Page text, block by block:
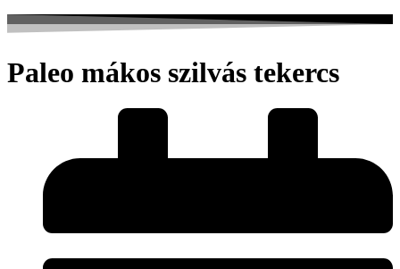
Paleo mákos szilvás tekercs